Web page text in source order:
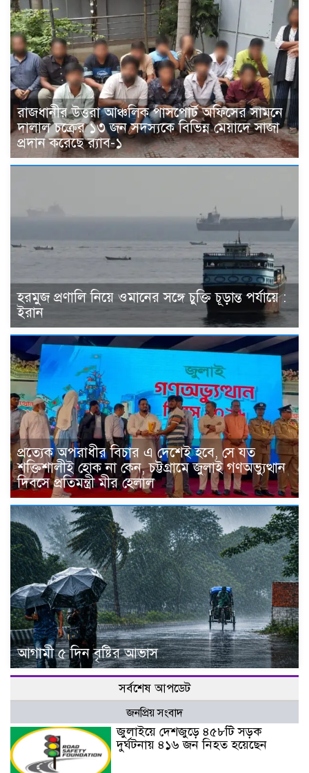
রাজধানীর উত্তরা আঞ্চলিক পাসপোর্ট অফিসের সামনে
দালাল চক্রের ১৩ জন সদস্যকে বিভিন্ন মেয়াদে সাজা
প্রদান করেছে র‌্যাব-১
হরমুজ প্রণালি নিয়ে ওমানের সঙ্গে চুক্তি চূড়ান্ত পর্যায়ে :
ইরান
প্রত্যেক অপরাধীর বিচার এ দেশেই হবে, সে যত
শক্তিশালীই হোক না কেন, চট্টগ্রামে জুলাই গণঅভ্যুত্থান
দিবসে প্রতিমন্ত্রী মীর হেলাল
আগামী ৫ দিন বৃষ্টির আভাস
সর্বশেষ আপডেট
জনপ্রিয় সংবাদ
জুলাইয়ে দেশজুড়ে ৪৫৮টি সড়ক
দুর্ঘটনায় ৪১৬ জন নিহত হয়েছেন